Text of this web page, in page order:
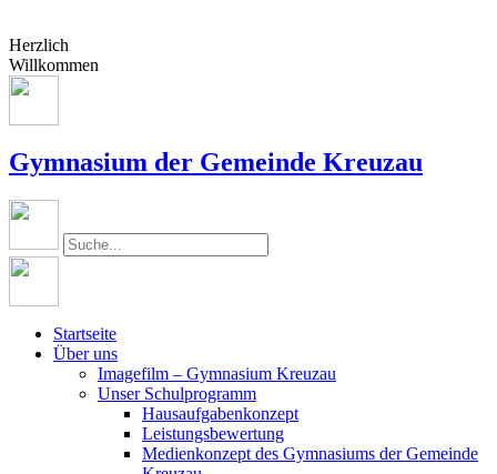
Herzlich
Willkommen
Gymnasium der Gemeinde Kreuzau
Startseite
Über uns
Imagefilm – Gymnasium Kreuzau
Unser Schulprogramm
Hausaufgabenkonzept
Leistungsbewertung
Medienkonzept des Gymnasiums der Gemeinde